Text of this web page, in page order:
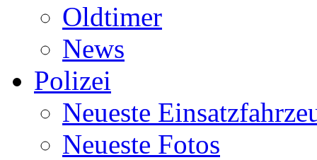
Oldtimer
News
Polizei
Neueste
Neueste Fotos